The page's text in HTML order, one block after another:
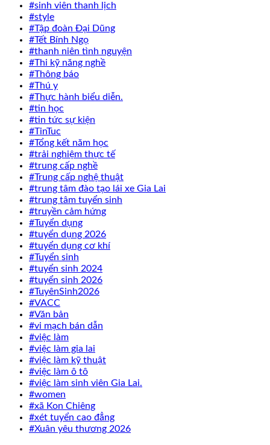
#sinh viên thanh lịch
#style
#Tập đoàn Đại Dũng
#Tết Bính Ngọ
#thanh niên tình nguyện
#Thi kỹ năng nghề
#Thông báo
#Thú y
#Thực hành biểu diễn.
#tin học
#tin tức sự kiện
#TinTuc
#Tổng kết năm học
#trải nghiệm thực tế
#trung cấp nghề
#Trung cấp nghệ thuật
#trung tâm đào tạo lái xe Gia Lai
#trung tâm tuyển sinh
#truyền cảm hứng
#Tuyển dụng
#tuyển dụng 2026
#tuyển dụng cơ khí
#Tuyển sinh
#tuyển sinh 2024
#tuyển sinh 2026
#TuyênSinh2026
#VACC
#Văn bản
#vi mạch bán dẫn
#việc làm
#việc làm gia lai
#việc làm kỹ thuật
#việc làm ô tô
#việc làm sinh viên Gia Lai.
#women
#xã Kon Chiêng
#xét tuyển cao đẳng
#Xuân yêu thương 2026